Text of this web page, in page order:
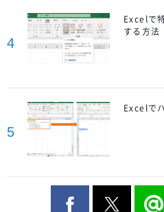
4
Excelで
する方法
5
Excelで